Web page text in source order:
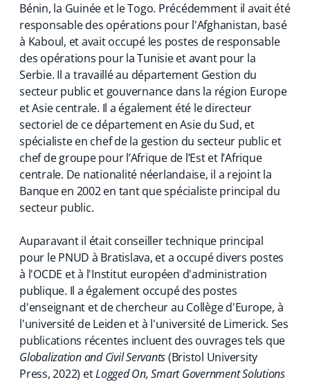
Bénin, la Guinée et le Togo. Précédemment il avait été
responsable des opérations pour l'Afghanistan, basé
à Kaboul, et avait occupé les postes de responsable
des opérations pour la Tunisie et avant pour la
Serbie. Il a travaillé au département Gestion du
secteur public et gouvernance dans la région Europe
et Asie centrale. Il a également été le directeur
sectoriel de ce département en Asie du Sud, et
spécialiste en chef de la gestion du secteur public et
chef de groupe pour l’Afrique de l’Est et l’Afrique
centrale. De nationalité néerlandaise, il a rejoint la
Banque en 2002 en tant que spécialiste principal du
secteur public.
Auparavant il était conseiller technique principal
pour le PNUD à Bratislava, et a occupé divers postes
à l'OCDE et à l'Institut européen d'administration
publique. Il a également occupé des postes
d'enseignant et de chercheur au Collège d'Europe, à
l'université de Leiden et à l'université de Limerick. Ses
publications récentes incluent des ouvrages tels que
Globalization and Civil Servants(Bristol University
Press, 2022) etLogged On, Smart Government Solutions